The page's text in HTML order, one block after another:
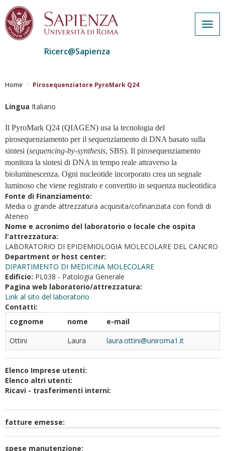
al
principale
Ricerc@Sapienza
Home Pirosequenziatore PyroMark Q24
Lingua Italiano
Il PyroMark Q24 (QIAGEN) usa la tecnologia del
pirosequenziamento per il sequenziamento di DNA basato sulla
sintesi (sequencing-by-synthesis, SBS). Il pirosequenziamento
monitora la sintesi di DNA in tempo reale attraverso la
bioluminescenza. Ogni nucleotide incorporato crea un segnale
luminoso che viene registrato e convertito in sequenza nucleotidica
Fonte di Finanziamento:
Media o grande attrezzatura acquisita/cofinanziata con fondi di
Ateneo
Nome e acronimo del laboratorio o locale che ospita
l'attrezzatura:
LABORATORIO DI EPIDEMIOLOGIA MOLECOLARE DEL CANCRO
Department or host center:
DIPARTIMENTO DI MEDICINA MOLECOLARE
Edificio: PL038 - Patologia Generale
Pagina web laboratorio/attrezzatura:
Link al sito del laboratorio
Contatti:
cognome
nome
e-mail
Ottini
Laura laura.ottini@uniroma1.it
Elenco Imprese utenti:
Elenco altri utenti:
Ricavi - trasferimenti interni:
fatture emesse:
spese manutenzione: